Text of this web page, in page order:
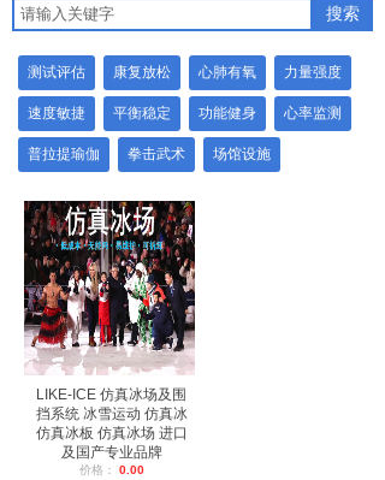
搜索
测试评估 康复放松 心肺有氧 力量强度
速度敏捷 平衡稳定 功能健身 心率监测
普拉提瑜伽 拳击武术 场馆设施
LIKE-ICE 仿真冰场及围
挡系统 冰雪运动 仿真冰
仿真冰板 仿真冰场 进口
及国产专业品牌
价格： 0.00